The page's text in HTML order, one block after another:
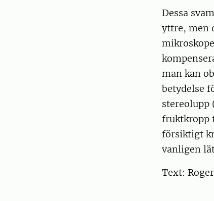
Dessa
yttre, men
man kan
betydelse
stereolupp
fruktkropp
försiktigt
vanligen
Text: